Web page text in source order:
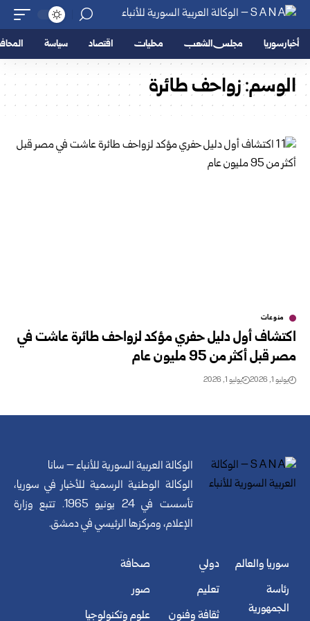
أخبار سوريا مجلس الشعب محليات اقتصاد سياسة
الوسم:زواحف طائرة
منوعات
اكتشاف أول دليل حفري مؤكد لزواحف طائرة عاشت في
مصر قبل أكثر من 95 مليون عام
يوليو 1, 2026 يوليو 1, 2026
الوكالة العربية السورية للأنباء – سانا
الوكالة الوطنية الرسمية للأخبار في سوريا،
تأسست في 24 يونيو 1965. تتبع وزارة
الإعلام، ومركزها الرئيسي في دمشق.
سوريا والعالم
رئاسة
الجمهورية
دولي
تعليم
ثقافة وفنون
صحافة
صور
علوم وتكنولوجيا